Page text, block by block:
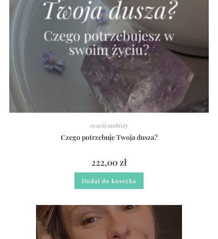
rozwój osobisty
Czego potrzebuje Twoja dusza?
222,00 zł
Dodaj do koszyka